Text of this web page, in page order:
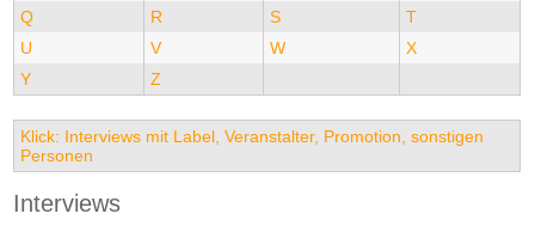
Q
R S
T
U
V W
X
Y
Z
Klick: Interviews mit Label, Veranstalter, Promotion, sonstigen
Personen
Interviews